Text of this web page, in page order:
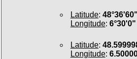
Latitude:
Longitude: 6°30'0"
Latitude:
Longitude: